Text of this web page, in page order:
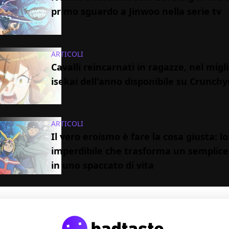
primo sguardo a Jinwoo nella serie tv
ARTICOLI
Cavalli reincarnati in ragazze, nel
isekai dell'anno disponibile su
ARTICOLI
Il vero eroismo è fare la cosa giusta: lo
imperdibile che trasforma un semplice
in uno spaccato di vita